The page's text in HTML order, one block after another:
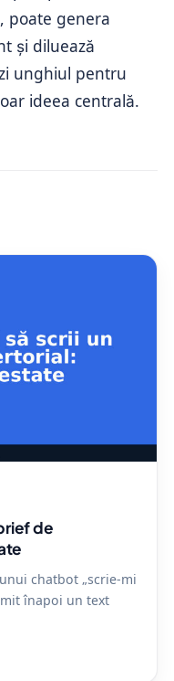
poate genera
și diluează
unghiul pentru
ideea centrală.
de
chatbot „scrie-mi
înapoi un text